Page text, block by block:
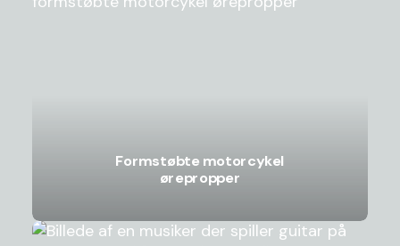
Formstøbte motorcykel
ørepropper